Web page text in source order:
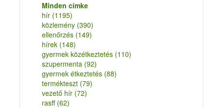
Minden címke
hír (1195)
közlemény (390)
ellenőrzés (149)
hírek (148)
gyermek közétkeztetés (110)
szupermenta (92)
gyermek étkeztetés (88)
termékteszt (79)
vezető hír (72)
rasff (62)